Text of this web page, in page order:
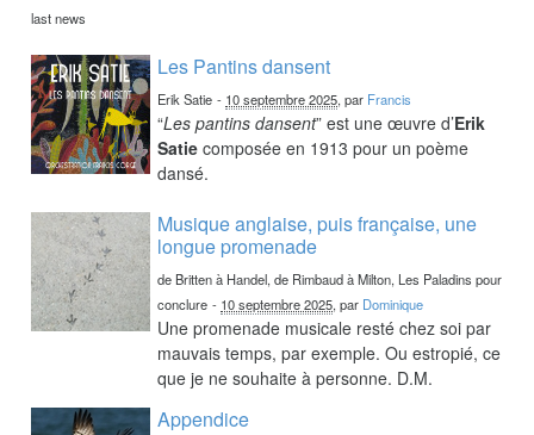
last news
Les Pantins dansent
Erik Satie - 10 septembre 2025, par Francis
“Les pantins dansent” est une œuvre d’Erik
Satie composée en 1913 pour un poème
dansé.
Musique anglaise, puis française, une
longue promenade
de Britten à Handel, de Rimbaud à Milton, Les Paladins pour
conclure - 10 septembre 2025, par Dominique
Une promenade musicale resté chez soi par
mauvais temps, par exemple. Ou estropié, ce
que je ne souhaite à personne. D.M.
Appendice